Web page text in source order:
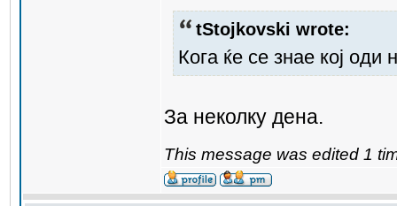
tStojkovski wrote:
Кога ќе се знае кој оди
За неколку дена.
This message was edited 1